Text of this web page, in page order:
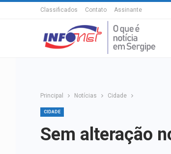
Classificados Contato Assinante
Principal Notícias Cidade
CIDADE
Sem alteração